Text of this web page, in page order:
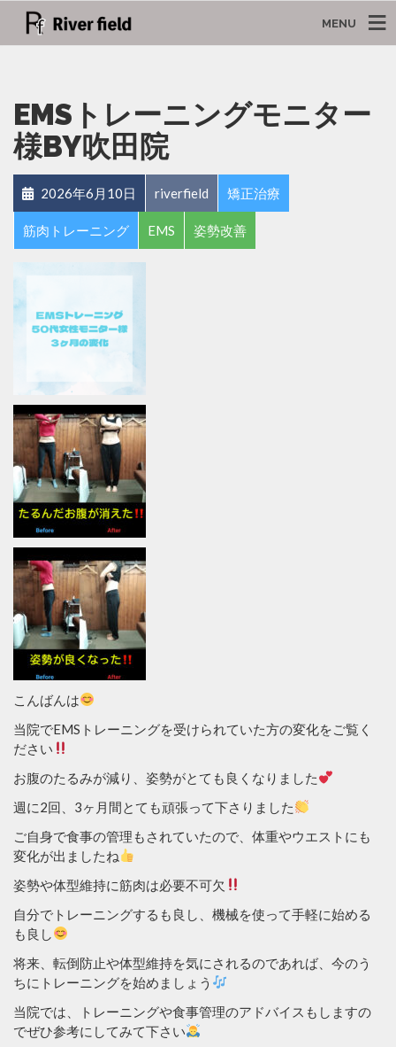
MENU
EMSトレーニングモニター
様BY吹田院
2026年6月10日 riverfield 矯正治療
筋肉トレーニング EMS 姿勢改善
こんばんは
当院でEMSトレーニングを受けられていた方の変化をご覧く
ださい
お腹のたるみが減り、姿勢がとても良くなりました
週に2回、3ヶ月間とても頑張って下さりました
ご自身で食事の管理もされていたので、体重やウエストにも
変化が出ましたね
姿勢や体型維持に筋肉は必要不可欠
自分でトレーニングするも良し、機械を使って手軽に始める
も良し
将来、転倒防止や体型維持を気にされるのであれば、今のう
ちにトレーニングを始めましょう
当院では、トレーニングや食事管理のアドバイスもしますの
でぜひ参考にしてみて下さい